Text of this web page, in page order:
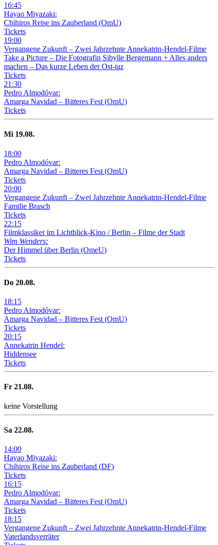
16:45
Hayao Miyazaki:
Chihiros Reise ins Zauberland (OmU)
Tickets
19:00
Vergangene Zukunft – Zwei Jahrzehnte Annekatrin-Hendel-Filme
Take a Picture – Die Fotografin Sibylle Bergemann + Alles anders
machen – Das kurze Leben der Ost-taz
Tickets
21 :30
Pedro Almodóvar:
Amarga Navidad – Bitteres Fest (OmU)
Tickets
Mi 19.08.
18:00
Pedro Almodóvar:
Amarga Navidad – Bitteres Fest (OmU)
Tickets
20:00
Vergangene Zukunft – Zwei Jahrzehnte Annekatrin-Hendel-Filme
Familie Brasch
Tickets
22:15
Filmklassiker im Lichtblick-Kino /Berlin – Filme der Stadt
Wim Wenders:
Der Himmel über Berlin (OmeU)
Tickets
Do 20.08.
18:15
Pedro Almodóvar:
Amarga Navidad – Bitteres Fest (OmU)
Tickets
20:15
Annekatrin Hendel:
Hiddensee
Tickets
Fr 21.08.
keine Vorstellung
Sa 22.08.
14:00
Hayao Miyazaki:
Chihiros Reise ins Zauberland (DF)
Tickets
16:15
Pedro Almodóvar:
Amarga Navidad – Bitteres Fest (OmU)
Tickets
18:15
Vergangene Zukunft – Zwei Jahrzehnte Annekatrin-Hendel-Filme
Vaterlandsverräter